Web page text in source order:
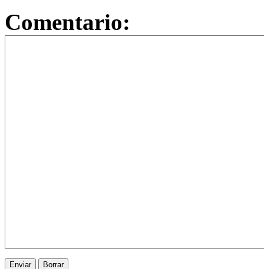
Comentario: